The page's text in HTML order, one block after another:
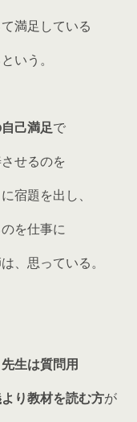
満足している
いう。
己満足で
せるのを
宿題を出し、
を仕事に
、思っている。
先生は質問用
り教材を読む方が